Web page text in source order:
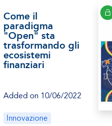
Come il
paradigma
"Open" sta
trasformando gli
ecosistemi
finanziari
Added on 10/06/2022
Innovazione